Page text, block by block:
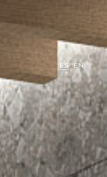
ES EN